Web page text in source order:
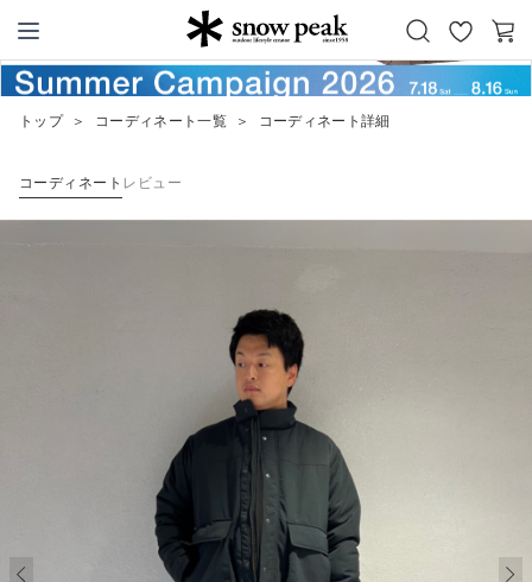
Snow Peak
お
カ
ー
トップ ＞ コーディネート一覧 ＞ コーディネート詳細
コーディネート レビュー